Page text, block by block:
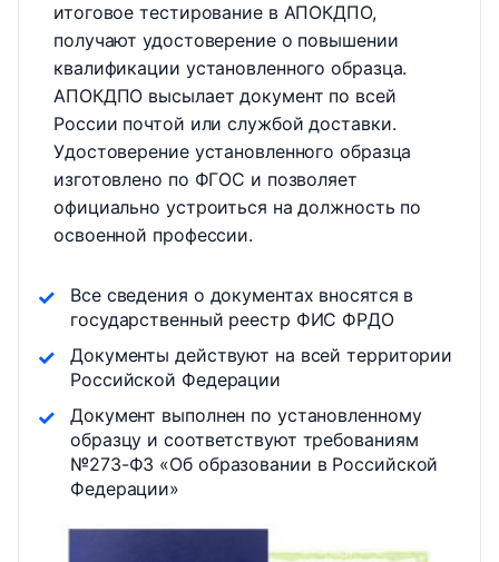
итоговое тестирование в АПОКДПО,
получают удостоверение о повышении
квалификации установленного образца.
АПОКДПО высылает документ по всей
России почтой или службой доставки.
Удостоверение установленного образца
изготовлено по ФГОС и позволяет
официально устроиться на должность по
освоенной профессии.
Все сведения о документах вносятся в
государственный реестр ФИС ФРДО
Документы действуют на всей территории
Российской Федерации
Документ выполнен по установленному
образцу и соответствуют требованиям
№273-ФЗ «Об образовании в Российской
Федерации»